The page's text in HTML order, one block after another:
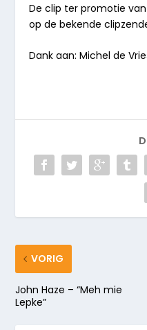
De clip ter promotie
op de bekende
Dank aan: Michel de
VORIG
John Haze – “Meh mie
Lepke”